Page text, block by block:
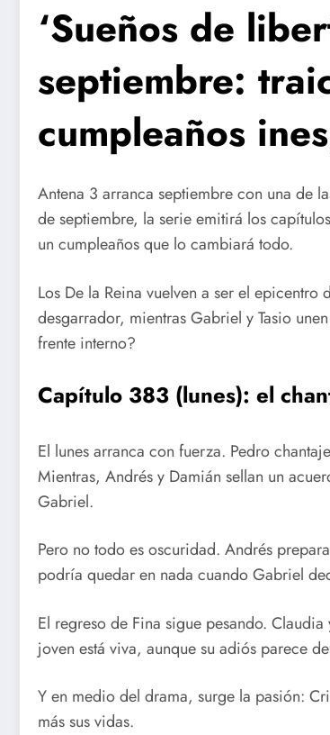
‘Sueños de
septiembre:
cumpleaños
Antena 3 arranca septiembre con una de
de septiembre, la serie emitirá los
un cumpleaños que lo cambiará todo.
Los De la Reina vuelven a ser el
desgarrador, mientras Gabriel y Tasio
frente interno?
Capítulo 383 (lunes): el
El lunes arranca con fuerza. Pedro
Mientras, Andrés y Damián sellan un
Gabriel.
Pero no todo es oscuridad. Andrés
podría quedar en nada cuando Gabriel
El regreso de Fina sigue pesando.
joven está viva, aunque su adiós parece
Y en medio del drama, surge la pasión:
más sus vidas.